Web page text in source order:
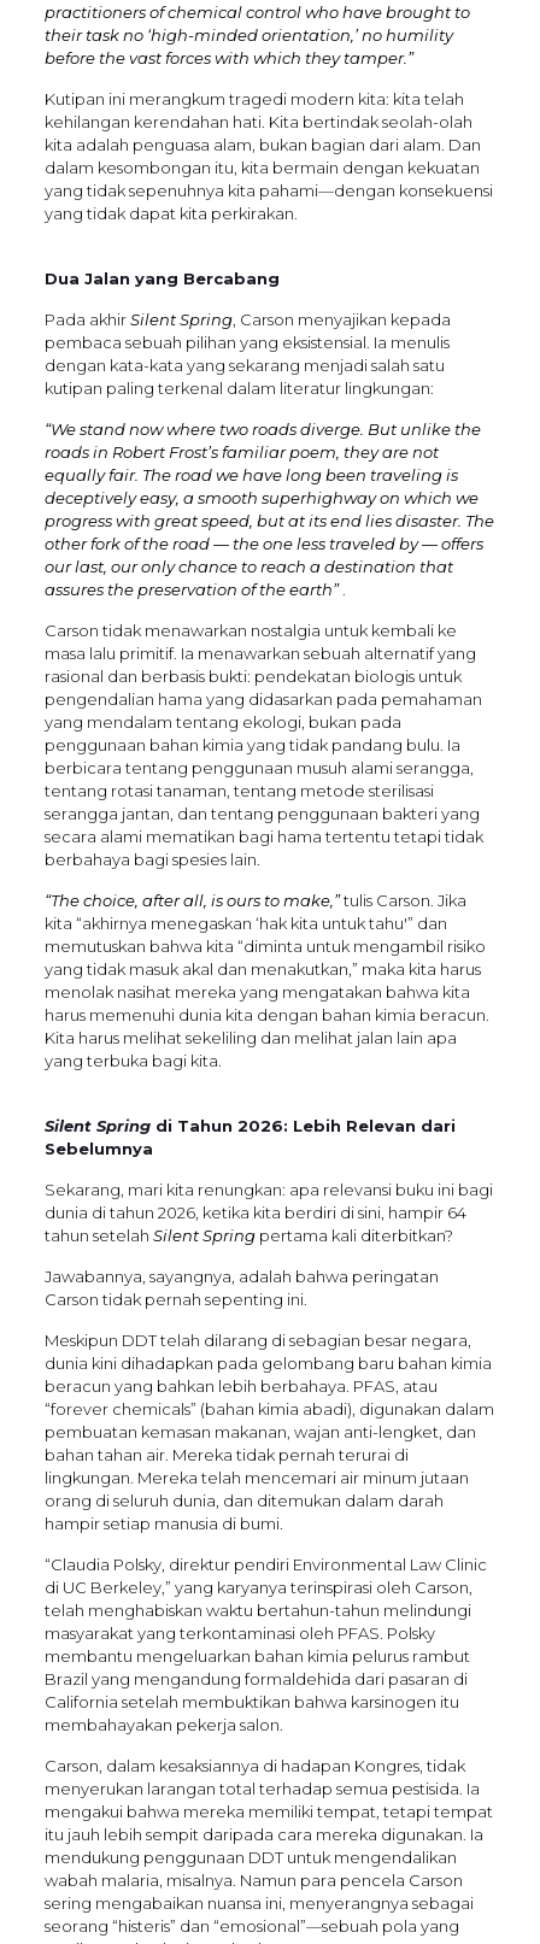
practitioners of chemical control who have brought to
their task no ‘high-minded orientation,’ no humility
before the vast forces with which they tamper.”
Kutipan ini merangkum tragedi modern kita: kita telah
kehilangan kerendahan hati. Kita bertindak seolah-olah
kita adalah penguasa alam, bukan bagian dari alam. Dan
dalam kesombongan itu, kita bermain dengan kekuatan
yang tidak sepenuhnya kita pahami—dengan konsekuensi
yang tidak dapat kita perkirakan.
Dua Jalan yang Bercabang
Pada akhirSilent Spring, Carson menyajikan kepada
pembaca sebuah pilihan yang eksistensial. Ia menulis
dengan kata-kata yang sekarang menjadi salah satu
kutipan paling terkenal dalam literatur lingkungan:
“We stand now where two roads diverge. But unlike the
roads in Robert Frost’s familiar poem, they are not
equally fair. The road we have long been traveling is
deceptively easy, a smooth superhighway on which we
progress with great speed, but at its end lies disaster. The
other fork of the road — the one less traveled by — offers
our last, our only chance to reach a destination that
assures the preservation of the earth”.
Carson tidak menawarkan nostalgia untuk kembali ke
masa lalu primitif. Ia menawarkan sebuah alternatif yang
rasional dan berbasis bukti: pendekatan biologis untuk
pengendalian hama yang didasarkan pada pemahaman
yang mendalam tentang ekologi, bukan pada
penggunaan bahan kimia yang tidak pandang bulu. Ia
berbicara tentang penggunaan musuh alami serangga,
tentang rotasi tanaman, tentang metode sterilisasi
serangga jantan, dan tentang penggunaan bakteri yang
secara alami mematikan bagi hama tertentu tetapi tidak
berbahaya bagi spesies lain.
“The choice, after all, is ours to make,”tulis Carson. Jika
kita “akhirnya menegaskan ‘hak kita untuk tahu'” dan
memutuskan bahwa kita “diminta untuk mengambil risiko
yang tidak masuk akal dan menakutkan,” maka kita harus
menolak nasihat mereka yang mengatakan bahwa kita
harus memenuhi dunia kita dengan bahan kimia beracun.
Kita harus melihat sekeliling dan melihat jalan lain apa
yang terbuka bagi kita.
Silent Springdi Tahun 2026: Lebih Relevan dari
Sebelumnya
Sekarang, mari kita renungkan: apa relevansi buku ini bagi
dunia di tahun 2026, ketika kita berdiri di sini, hampir 64
tahun setelah Silent Springpertama kali diterbitkan?
Jawabannya, sayangnya, adalah bahwa peringatan
Carson tidak pernah sepenting ini.
Meskipun DDT telah dilarang di sebagian besar negara,
dunia kini dihadapkan pada gelombang baru bahan kimia
beracun yang bahkan lebih berbahaya. PFAS, atau
“forever chemicals” (bahan kimia abadi), digunakan dalam
pembuatan kemasan makanan, wajan anti-lengket, dan
bahan tahan air. Mereka tidak pernah terurai di
lingkungan. Mereka telah mencemari air minum jutaan
orang di seluruh dunia, dan ditemukan dalam darah
hampir setiap manusia di bumi.
“Claudia Polsky, direktur pendiri Environmental Law Clinic
di UC Berkeley,” yang karyanya terinspirasi oleh Carson,
telah menghabiskan waktu bertahun-tahun melindungi
masyarakat yang terkontaminasi oleh PFAS. Polsky
membantu mengeluarkan bahan kimia pelurus rambut
Brazil yang mengandung formaldehida dari pasaran di
California setelah membuktikan bahwa karsinogen itu
membahayakan pekerja salon.
Carson, dalam kesaksiannya di hadapan Kongres, tidak
menyerukan larangan total terhadap semua pestisida. Ia
mengakui bahwa mereka memiliki tempat, tetapi tempat
itu jauh lebih sempit daripada cara mereka digunakan. Ia
mendukung penggunaan DDT untuk mengendalikan
wabah malaria, misalnya. Namun para pencela Carson
sering mengabaikan nuansa ini, menyerangnya sebagai
seorang “histeris” dan “emosional”—sebuah pola yang